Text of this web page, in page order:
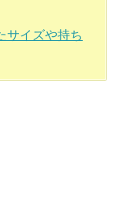
サイズや持ち